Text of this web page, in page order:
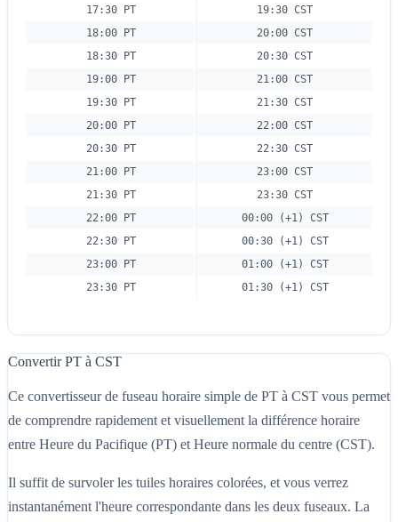
17:30 PT
19:30 CST
18:00 PT
20:00 CST
18:30 PT
20:30 CST
19:00 PT
21:00 CST
19:30 PT
21:30 CST
20:00 PT
22:00 CST
20:30 PT
22:30 CST
21:00 PT
23:00 CST
21:30 PT
23:30 CST
22:00 PT
00:00 (+1) CST
22:30 PT
00:30 (+1) CST
23:00 PT
01:00 (+1) CST
23:30 PT
01:30 (+1) CST
Convertir PT à CST
Ce convertisseur de fuseau horaire simple de PT à CST vous permet
de comprendre rapidement et visuellement la différence horaire
entre Heure du Pacifique (PT) et Heure normale du centre (CST).
Il suffit de survoler les tuiles horaires colorées, et vous verrez
instantanément l'heure correspondante dans les deux fuseaux. La